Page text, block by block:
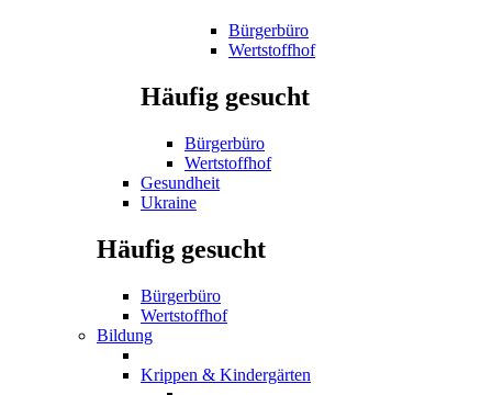
Bürgerbüro
Wertstoffhof
Häufig gesucht
Bürgerbüro
Wertstoffhof
Gesundheit
Ukraine
Häufig gesucht
Bürgerbüro
Wertstoffhof
Bildung
Krippen & Kindergärten